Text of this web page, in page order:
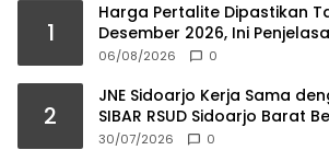
1
Harga Pertalite Dipastikan
Desember 2026, Ini
06/08/2026 0
2
JNE Sidoarjo Kerja Sama
SIBAR RSUD Sidoarjo Barat
Farmasi Tanpa Antri
30/07/2026 0